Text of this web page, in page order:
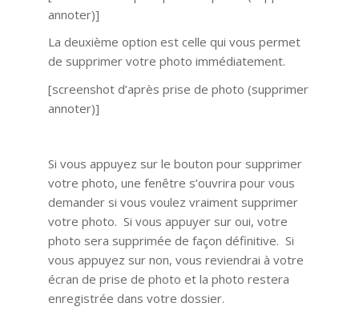
annoter)]
La deuxième option est celle qui vous permet
de supprimer votre photo immédiatement.
[screenshot d’après prise de photo (supprimer
annoter)]
Si vous appuyez sur le bouton pour supprimer
votre photo, une fenêtre s’ouvrira pour vous
demander si vous voulez vraiment supprimer
votre photo. Si vous appuyer sur oui, votre
photo sera supprimée de façon définitive. Si
vous appuyez sur non, vous reviendrai à votre
écran de prise de photo et la photo restera
enregistrée dans votre dossier.